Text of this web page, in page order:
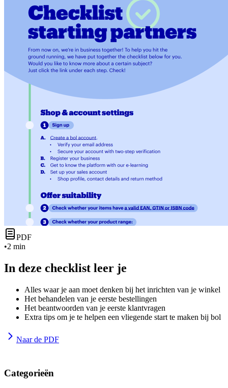
PDF
•2 min
In deze checklist leer je
Alles waar je aan moet denken bij het inrichten van je winkel
Het behandelen van je eerste bestellingen
Het beantwoorden van je eerste klantvragen
Extra tips om je te helpen een vliegende start te maken bij bol
Naar de PDF
Categorieën